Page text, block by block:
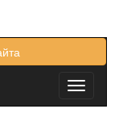
Toggle